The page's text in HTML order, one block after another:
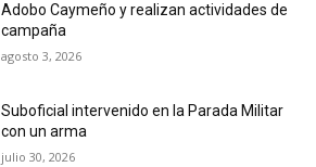
Adobo Caymeño y realizan actividades de
campaña
agosto 3, 2026
Suboficial intervenido en la Parada Militar
con un arma
julio 30, 2026